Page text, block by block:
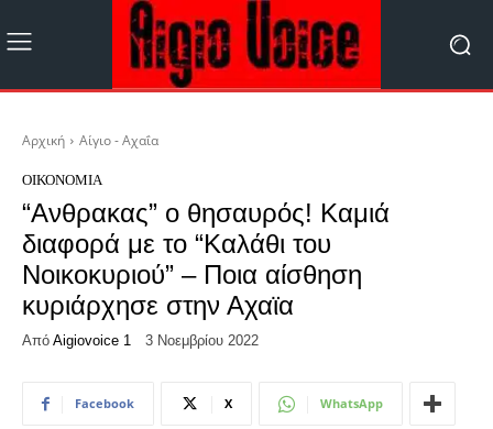
Αρχική Αίγιο - Αχαΐα
ΟΙΚΟΝΟΜΊΑ
“Ανθρακας” ο θησαυρός! Καμιά
διαφορά με το “Καλάθι του
Νοικοκυριού” – Ποια αίσθηση
κυριάρχησε στην Αχαϊα
Από Aigiovoice 1 3 Νοεμβρίου 2022
Facebook X WhatsApp